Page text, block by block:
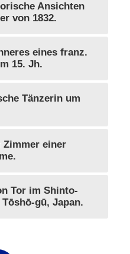
Ansichten
von 1832.
eines franz.
15. Jh.
Tänzerin um
Zimmer einer
Tor im Shinto-
gū, Japan.